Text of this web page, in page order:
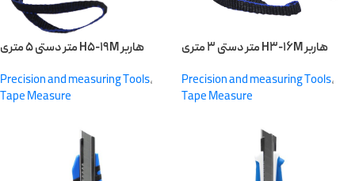
متر دستی ۵ متری H۵-۱۹M هاربر
Precision and measuring Tools,
Tape Measure
متر دستی ۳ متری H۳-۱۶M هاربر
Precision and measuring Tools,
Tape Measure